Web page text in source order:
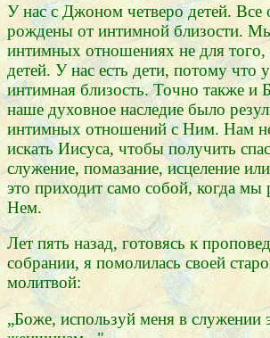
У нас с Джоном четверо детей. Все
рождены от интимной близости.
интимных отношениях не для
детей. У нас есть дети, потому что
интимная близость. Точно также и
наше духовное наследие было
интимных отношений с Ним. Нам
искать Иисуса, чтобы получить
служение, помазание, исцеление
это приходит само собой, когда мы
Нем.
Лет пять назад, готовясь к
собрании, я помолилась своей
молитвой:
„Боже, используй меня в служении